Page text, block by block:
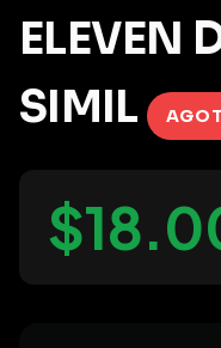
ELEVEN
SIMIL